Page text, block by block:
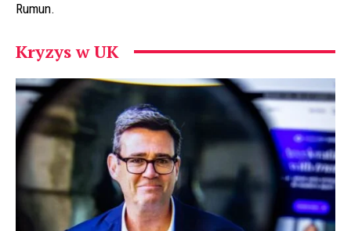
Rumun.
Kryzys w UK